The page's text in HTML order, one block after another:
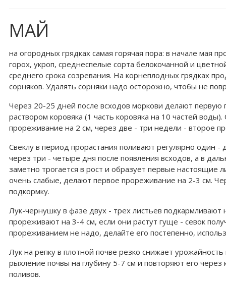
МАЙ
на огородных грядках самая горячая пора: в начале мая
горох, укроп, среднеспелые сорта белокочанной и
среднего срока созревания. На корнеплодных грядках
сорняков. Удалять сорняки надо осторожно, чтобы не
Через 20-25 дней после всходов моркови делают
раствором коровяка (1 часть коровяка на 10 частей
прореживание на 2 см, через две - три недели - второе
Свеклу в период прорастания поливают регулярно один
через три - четыре дня после появления всходов, а в
заметно трогается в рост и образует первые настоящие
очень слабые, делают первое прореживание на 2-3 см.
подкормку.
Лук-чернушку в фазе двух - трех листьев
прореживают на 3-4 см, если они растут гуще - севок
прореживанием не надо, делайте его постепенно,
Лук на репку в плотной почве резко снижает
рыхление почвы на глубину 5-7 см и повторяют его
поливов.